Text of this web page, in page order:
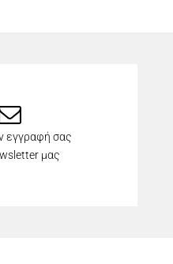
εγγραφή σας
μας